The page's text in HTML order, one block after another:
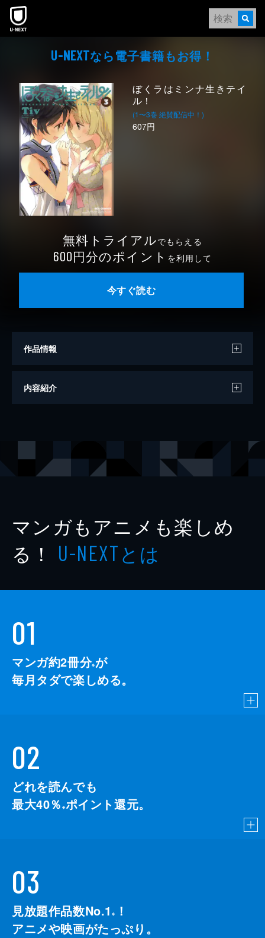
本文へスキップ
U-NEXTなら電⼦書籍もお得！
ぼくラはミンナ生きテイ
ル！
(1〜3巻 絶賛配信中！)
607円
無料トライアルでもらえる
600円分のポイント を利用して
今すぐ読む
作品情報
著者
内容紹介
マンガもアニメも楽しめ
る！ U-NEXTとは
01
マンガ約2冊分※が
毎月タダで楽しめる。
02
どれを読んでも
最大40％ ※ポイント還元。
03
見放題作品数No.1 ※
！
アニメや映画がたっぷり。